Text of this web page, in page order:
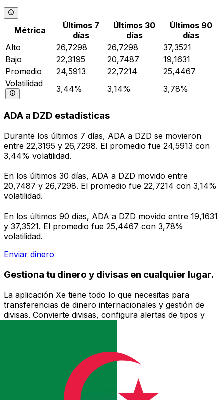
Métrica
Últimos 7
días
Últimos 30
días
Últimos 90
días
Alto
26,7298 26,7298
37,3521
Bajo
22,3195 20,7487
19,1631
Promedio
24,5913 22,7214
25,4467
Volatilidad
3,44% 3,14% 3,78%
ADA a DZD estadísticas
Durante los últimos 7 días, ADA a DZD se movieron
entre 22,3195 y 26,7298. El promedio fue 24,5913 con
3,44% volatilidad.
En los últimos 30 días, ADA a DZD movido entre
20,7487 y 26,7298. El promedio fue 22,7214 con 3,14%
volatilidad.
En los últimos 90 días, ADA a DZD movido entre 19,1631
y 37,3521. El promedio fue 25,4467 con 3,78%
volatilidad.
Enviar dinero
Gestiona tu dinero y divisas en cualquier lugar.
La aplicación Xe tiene todo lo que necesitas para
transferencias de dinero internacionales y gestión de
divisas. Convierte divisas, configura alertas de tipos y